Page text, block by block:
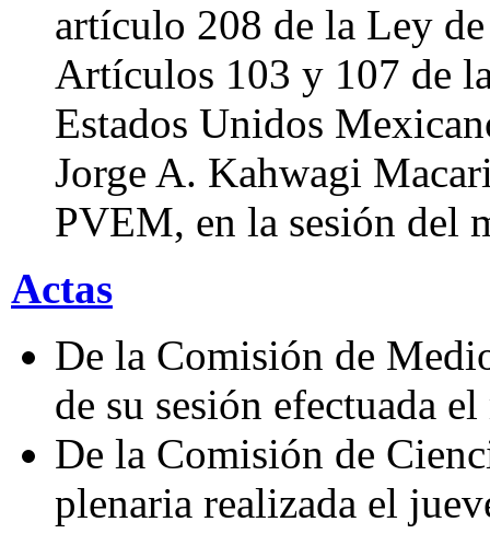
artículo 208 de la Ley
Artículos 103 y 107 de
Estados Unidos
Jorge A. Kahwagi
PVEM, en la sesión del
Actas
De la Comisión de
de su sesión efectuada
De la Comisión de
plenaria realizada el